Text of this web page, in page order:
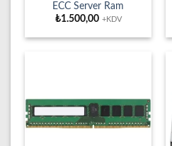
ECC Server Ram
₺1.500,00 +KDV